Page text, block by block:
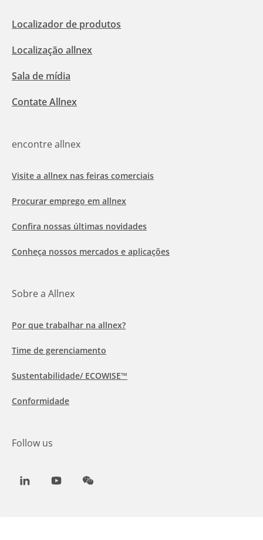
Localizador de produtos
Localização allnex
Sala de mídia
Contate Allnex
encontre allnex
Visite a allnex nas feiras comerciais
Procurar emprego em allnex
Confira nossas últimas novidades
Conheça nossos mercados e aplicações
Sobre a Allnex
Por que trabalhar na allnex?
Time de gerenciamento
Sustentabilidade/ ECOWISE™
Conformidade
Follow us
LinkedInYoutubeWeChat